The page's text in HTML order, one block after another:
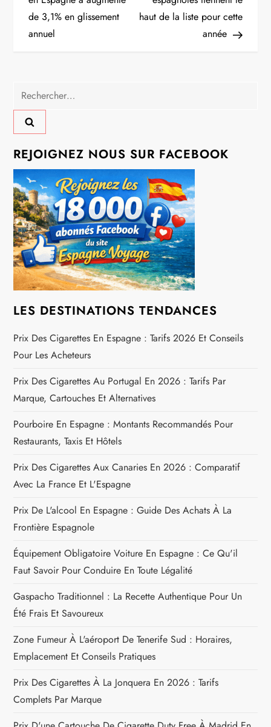
A LIRE AUSSI : 6 raisons de visiter
PortAventura
N
a
v
i
g
a
t
i
o
n
d
e
l
’
a
r
t
i
c
l
e
Previous
Post
Previous
Le nombre de visiteurs
en Espagne a augmenté
de 3,1% en glissement
annuel
Les destinations
haut de la liste pour cette
Rechercher :
REJOIGNEZ NOUS SUR FACEBOOK
LES DESTINATIONS TENDANCES
Prix Des Cigarettes En Espagne : Tarifs 2026 Et Conseils
Pour Les Acheteurs
Prix Des Cigarettes Au Portugal En 2026 : Tarifs Par
Marque, Cartouches Et Alternatives
Pourboire En Espagne : Montants Recommandés Pour
Restaurants, Taxis Et Hôtels
Prix Des Cigarettes Aux Canaries En 2026 : Comparatif
Avec La France Et L'Espagne
Prix De L'alcool En Espagne : Guide Des Achats À La
Frontière Espagnole
Équipement Obligatoire Voiture En Espagne : Ce Qu'il